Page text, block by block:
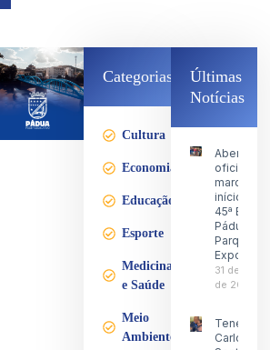
Categorias
Cultura
Economia
Educação
Esporte
Medicina
e Saúde
Meio
Ambiente
Últimas
Notícias
Abertura
oficial
marca o
início da
45ª Expo
Pádua no
Parque de
31 de julho
de 2026
Tenente
Carlos